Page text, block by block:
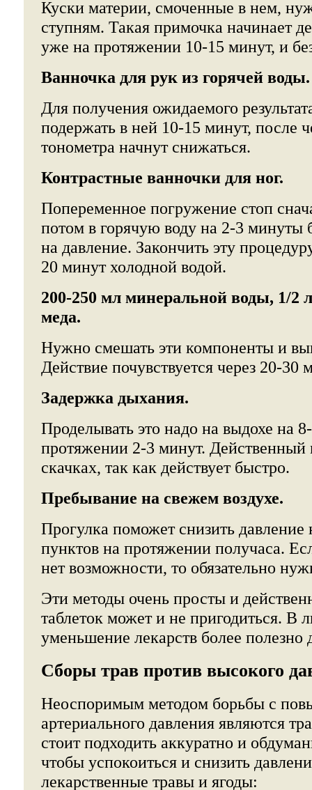
Куски материи, смоченные в нем,
ступням. Такая примочка начинает
уже на протяжении 10-15 минут, и
Ванночка для рук из горячей воды.
Для получения ожидаемого
подержать в ней 10-15 минут, после
тонометра начнут снижаться.
Контрастные ванночки для ног.
Попеременное погружение стоп
потом в горячую воду на 2-3 минуты
на давление. Закончить эту
20 минут холодной водой.
200-250 мл минеральной воды, 1/2
меда.
Нужно смешать эти компоненты и
Действие почувствуется через 20-30
Задержка дыхания.
Проделывать это надо на выдохе на
протяжении 2-3 минут. Действенный
скачках, так как действует быстро.
Пребывание на свежем воздухе.
Прогулка поможет снизить давление
пунктов на протяжении получаса.
нет возможности, то обязательно
Эти методы очень просты и
таблеток может и не пригодиться. В
уменьшение лекарств более полезно
Сборы трав против высокого
Неоспоримым методом борьбы с
артериального давления являются
стоит подходить аккуратно и
чтобы успокоиться и снизить
лекарственные травы и ягоды: